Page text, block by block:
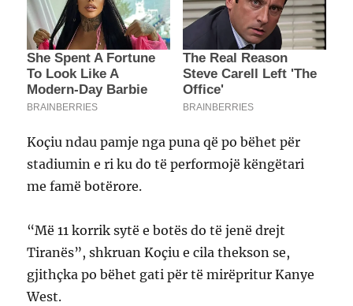
Koçiu ndau pamje nga puna që po bëhet për
stadiumin e ri ku do të performojë këngëtari
me famë botërore.
“Më 11 korrik sytë e botës do të jenë drejt
Tiranës”, shkruan Koçiu e cila thekson se,
gjithçka po bëhet gati për të mirëpritur Kanye
West.